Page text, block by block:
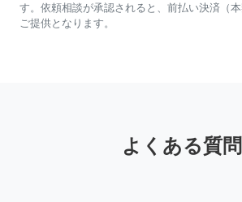
す。依頼相談が承認されると、前払い決済（
ご提供となります。
よくある質問